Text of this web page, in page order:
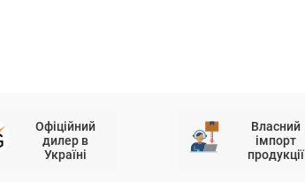
Офіційний
дилер в
Україні
Власний
імпорт
продукції